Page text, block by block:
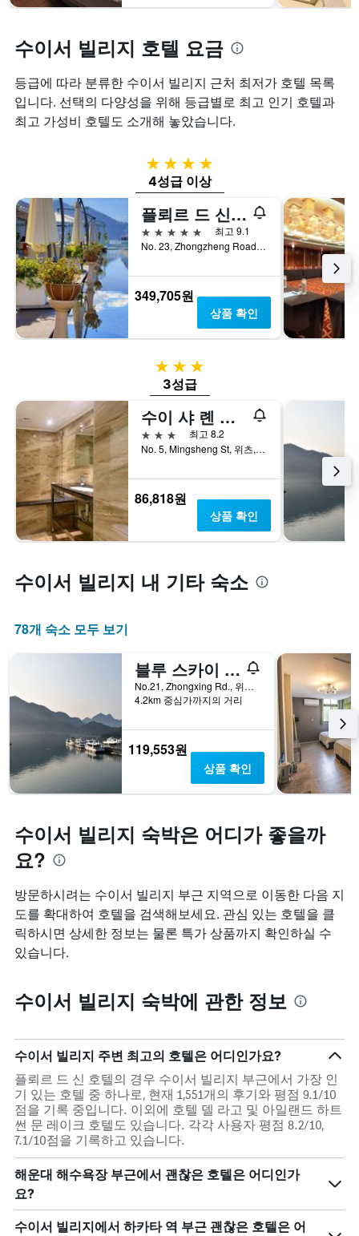
수이서 빌리지 호텔 요금
등급에 따라 분류한 수이서 빌리지 근처 최저가 호텔 목록
입니다. 선택의 다양성을 위해 등급별로 최고 인기 호텔과
최고 가성비 호텔도 소개해 놓았습니다.
4성급
4성급 이상
플뢰르 드 신 호텔
5성급
최고 9.1
No. 23, Zhongzheng Road, 위츠, 대만
349,705원
상품 확인
3성급
3성급
수이 샤 롄 호텔
3성급
최고 8.2
No. 5, Mingsheng St, 위츠, 대만
86,818원
상품 확인
수이서 빌리지 내 기타 숙소
78개 숙소 모두 보기
블루 스카이 베이 B&B
No.21, Zhongxing Rd., 위츠, 대만
4.2km 중심가까지의 거리
119,553원
상품 확인
수이서 빌리지 숙박은 어디가 좋을까
요?
방문하시려는 수이서 빌리지 부근 지역으로 이동한 다음 지
도를 확대하여 호텔을 검색해보세요. 관심 있는 호텔을 클
릭하시면 상세한 정보는 물론 특가 상품까지 확인하실 수
있습니다.
수이서 빌리지 숙박에 관한 정보
수이서 빌리지 주변 최고의 호텔은 어디인가요?
플뢰르 드 신 호텔의 경우 수이서 빌리지 부근에서 가장 인
기 있는 호텔 중 하나로, 현재 1,551개의 후기와 평점 9.1/10
점을 기록 중입니다. 이외에 호텔 델 라고 및 아일랜드 하트
썬 문 레이크 호텔도 있습니다. 각각 사용자 평점 8.2/10,
7.1/10점을 기록하고 있습니다.
해운대 해수욕장 부근에서 괜찮은 호텔은 어디인가
요?
수이서 빌리지에서 하카타 역 부근 괜찮은 호텔은 어